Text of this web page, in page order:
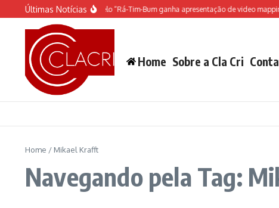
Ir para o conteúdo
Últimas Notícias
O espetáculo do Castelo “Rá-Tim-Bum ganha apresentação de video mapping
Home Sobre a Cla Cri
Home / Mikael Krafft
Navegando pela Tag: